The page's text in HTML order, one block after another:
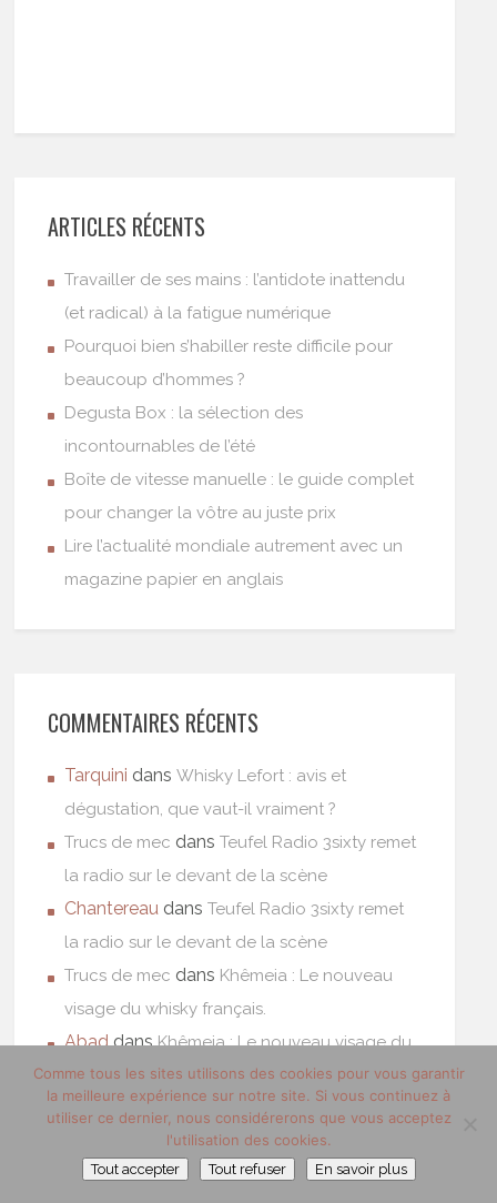
ARTICLES RÉCENTS
Travailler de ses mains : l’antidote inattendu
(et radical) à la fatigue numérique
Pourquoi bien s’habiller reste difficile pour
beaucoup d’hommes ?
Degusta Box : la sélection des
incontournables de l’été
Boîte de vitesse manuelle : le guide complet
pour changer la vôtre au juste prix
Lire l’actualité mondiale autrement avec un
magazine papier en anglais
COMMENTAIRES RÉCENTS
Tarquini dansWhisky Lefort : avis et
dégustation, que vaut-il vraiment ?
Trucs de mec dansTeufel Radio 3sixty remet
la radio sur le devant de la scène
Chantereau dansTeufel Radio 3sixty remet
la radio sur le devant de la scène
Trucs de mec dans Khêmeia : Le nouveau
visage du whisky français.
AbaddansKhêmeia : Le nouveau visage du
whisky français.
Comme tous les sites utilisons des cookies pour vous garantir
la meilleure expérience sur notre site. Si vous continuez à
utiliser ce dernier, nous considérerons que vous acceptez
l'utilisation des cookies.
Tout accepter Tout refuser En savoir plus